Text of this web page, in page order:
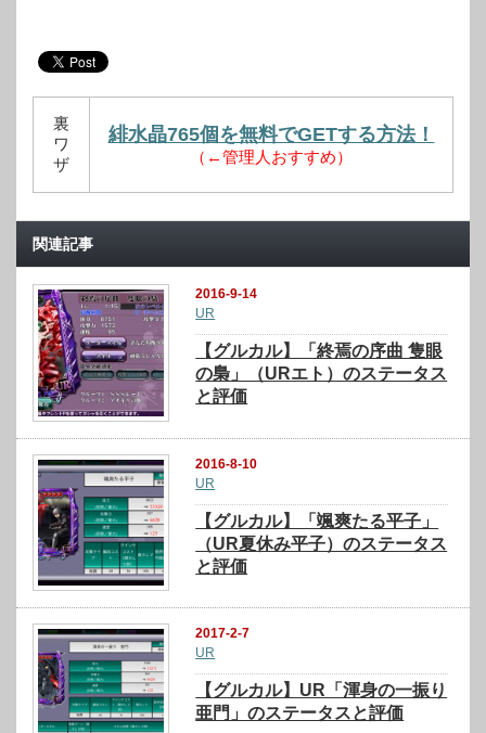
裏
ワ
ザ
緋水晶765個を無料でGETする方法！
（←管理人おすすめ）
関連記事
2016-9-14
UR
【グルカル】「終焉の序曲 隻眼
の梟」（URエト）のステータス
と評価
2016-8-10
UR
【グルカル】「颯爽たる平子」
（UR夏休み平子）のステータス
と評価
2017-2-7
UR
【グルカル】UR「渾身の一振り
亜門」のステータスと評価